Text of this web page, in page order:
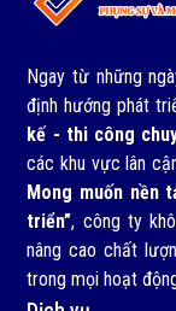
Ngay từ những
định hướng phát
kế - thi công
các khu vực lân
Mong muốn nền
triển”, công ty
nâng cao chất
trong mọi hoạt